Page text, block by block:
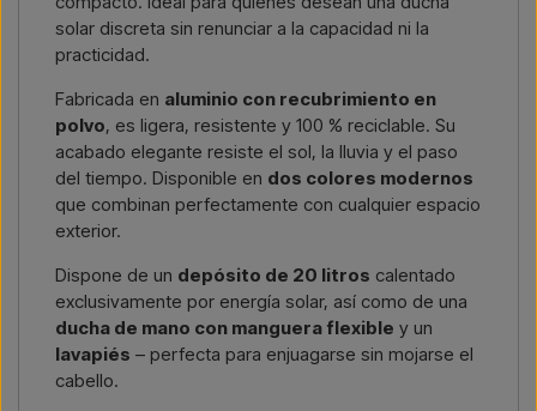
solar discreta sin renunciar a la capacidad ni la
practicidad.
Fabricada en aluminio con recubrimiento en
polvo, es ligera, resistente y 100 % reciclable. Su
acabado elegante resiste el sol, la lluvia y el paso
del tiempo. Disponible en dos colores modernos
que combinan perfectamente con cualquier espacio
exterior.
Dispone de un depósito de 20 litros calentado
exclusivamente por energía solar, así como de una
ducha de mano con manguera flexible y un
lavapiés – perfecta para enjuagarse sin mojarse el
cabello.